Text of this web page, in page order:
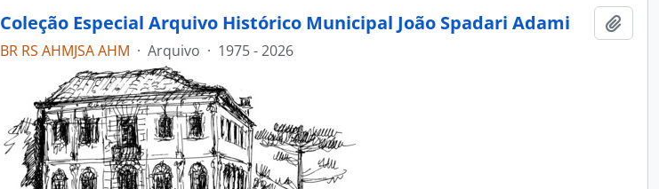
Coleção Especial Arquivo Histórico Municipal João Spadari Adami
BR RS AHMJSA AHM · Arquivo · 1975 - 2026